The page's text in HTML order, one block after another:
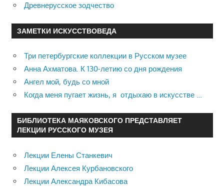
Древнерусское зодчество
ЗАМЕТКИ ИСКУССТВОВЕДА
Три петербургские коллекции в Русском музее
Анна Ахматова. К 130-летию со дня рождения
Ангел мой, будь со мной
Когда меня пугает жизнь, я отдыхаю в искусстве …
БИБЛИОТЕКА МАЯКОВСКОГО ПРЕДСТАВЛЯЕТ
ЛЕКЦИИ РУССКОГО МУЗЕЯ
Лекции Елены Станкевич
Лекции Алексея Курбановского
Лекции Александра Кибасова